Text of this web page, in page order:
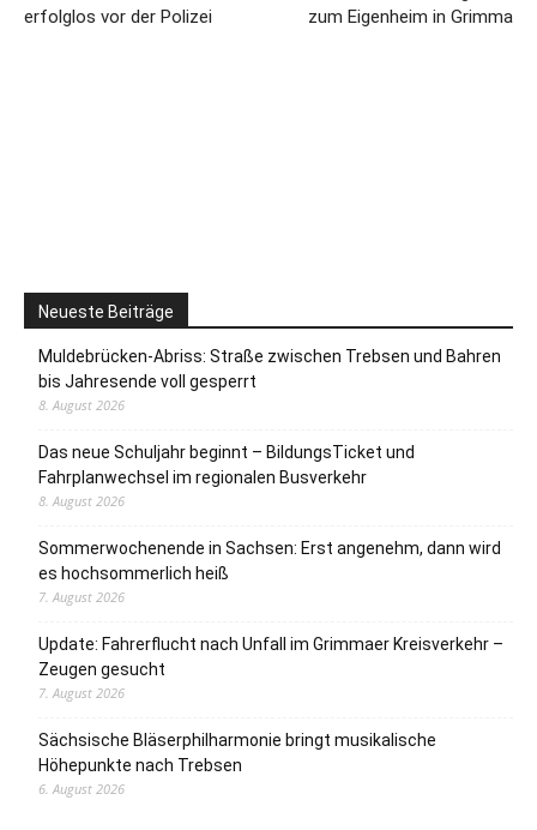
erfolglos vor der Polizei
zum Eigenheim in Grimma
Neueste Beiträge
Muldebrücken-Abriss: Straße zwischen Trebsen und Bahren
bis Jahresende voll gesperrt
8. August 2026
Das neue Schuljahr beginnt – BildungsTicket und
Fahrplanwechsel im regionalen Busverkehr
8. August 2026
Sommerwochenende in Sachsen: Erst angenehm, dann wird
es hochsommerlich heiß
7. August 2026
Update: Fahrerflucht nach Unfall im Grimmaer Kreisverkehr –
Zeugen gesucht
7. August 2026
Sächsische Bläserphilharmonie bringt musikalische
Höhepunkte nach Trebsen
6. August 2026